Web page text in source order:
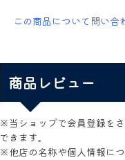
この商品について問い合
商品レビュー
※当ショップで会員登録を
できます。
※他店の名称や個人情報に